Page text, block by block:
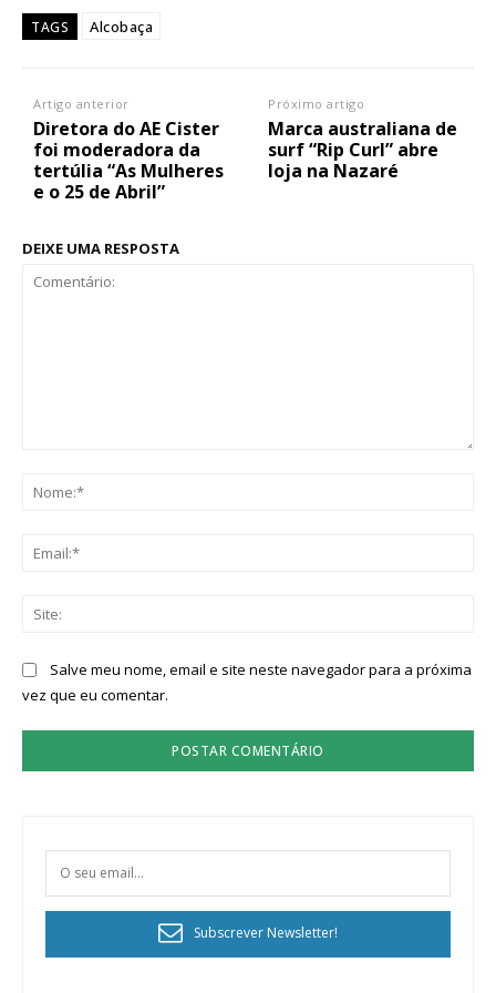
TAGS Alcobaça
Artigo anterior
Diretora do AE Cister
foi moderadora da
tertúlia “As Mulheres
e o 25 de Abril”
Próximo artigo
Marca australiana de
surf “Rip Curl” abre
loja na Nazaré
DEIXE UMA RESPOSTA
Salve meu nome, email e site neste navegador para a próxima
vez que eu comentar.
Subscrever Newsletter!